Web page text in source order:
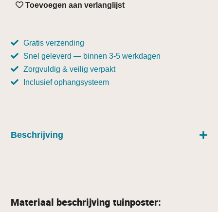
Toevoegen aan verlanglijst
Gratis verzending
Snel geleverd — binnen 3-5 werkdagen
Zorgvuldig & veilig verpakt
Inclusief ophangsysteem
Beschrijving
Materiaal beschrijving tuinposter: